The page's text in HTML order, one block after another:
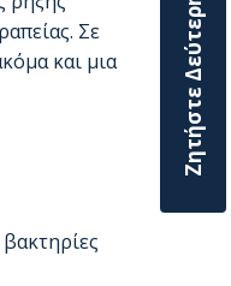
Σε
και μια